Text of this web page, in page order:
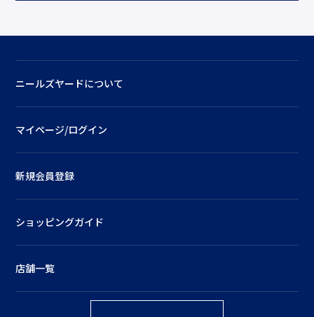
ニールズヤードについて
マイページ/ログイン
新規会員登録
ショッピングガイド
店舗一覧